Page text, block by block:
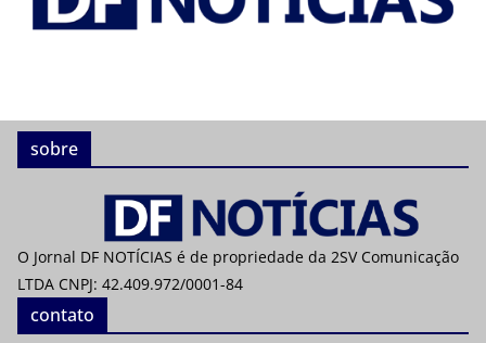
sobre
O Jornal DF NOTÍCIAS é de propriedade da 2SV Comunicação
LTDA CNPJ: 42.409.972/0001-84
contato